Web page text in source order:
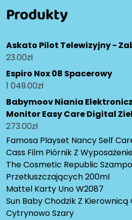
Produkty
Askato Pilot Telewizyjny -
23.00zł
Espiro Nox 08 Spacerowy
1 049.00zł
Babymoov Niania
Monitor Easy Care Digital
273.00zł
Famosa Playset Nancy Self
Cass Film Piórnik Z
The Cosmetic Republic
Przetłuszczających 200ml
Mattel Karty Uno W2087
Sun Baby Chodzik Z Kierownicą
Cytrynowo Szary